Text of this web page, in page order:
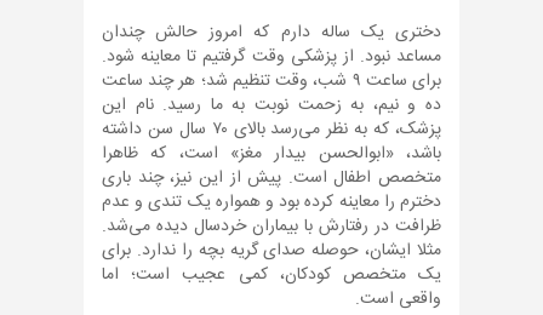
دختری یک ساله دارم که امروز حالش چندان
مساعد نبود. از پزشکی وقت گرفتیم تا معاینه شود.
برای ساعت ۹ شب، وقت تنظیم شد؛ هر چند ساعت
ده و نیم، به زحمت نوبت به ما رسید. نام این
پزشک، که به نظر می‌رسد بالای ۷۰ سال سن داشته
باشد، «ابوالحسن بیدار مغز» است، که ظاهرا
متخصص اطفال است. پیش از این نیز، چند باری
دخترم را معاینه کرده بود و همواره یک تندی و عدم
ظرافت در رفتارش با بیماران خردسال دیده می‌شد.
مثلا ایشان، حوصله صدای گریه بچه را ندارد. برای
یک متخصص کودکان، کمی عجیب است؛ اما
واقعی است.